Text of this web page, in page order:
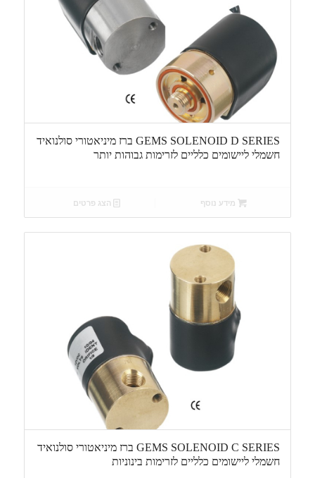
GEMS SOLENOID D SERIES ברז מיניאטורי סולנואיד
חשמלי ליישומים כלליים לזרימות גבוהות יותר
מידע נוסף הצג פרטים
GEMS SOLENOID C SERIES ברז מיניאטורי סולנואיד
חשמלי ליישומים כלליים לזרימות בינוניות